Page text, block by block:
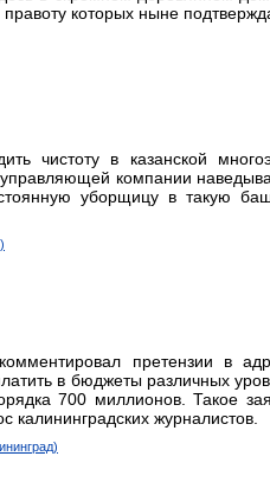
которых ныне
чистоту в казанской
компании
уборщицу в такую
претензии в
в бюджеты различных
700 миллионов. Такое
калининградских журналистов.